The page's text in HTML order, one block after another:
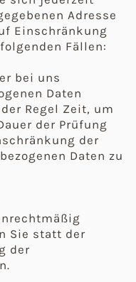
Adresse
Einschränkung
Fällen:
bei uns
Daten
Regel Zeit, um
der Prüfung
der
Daten zu
Sie statt der
der